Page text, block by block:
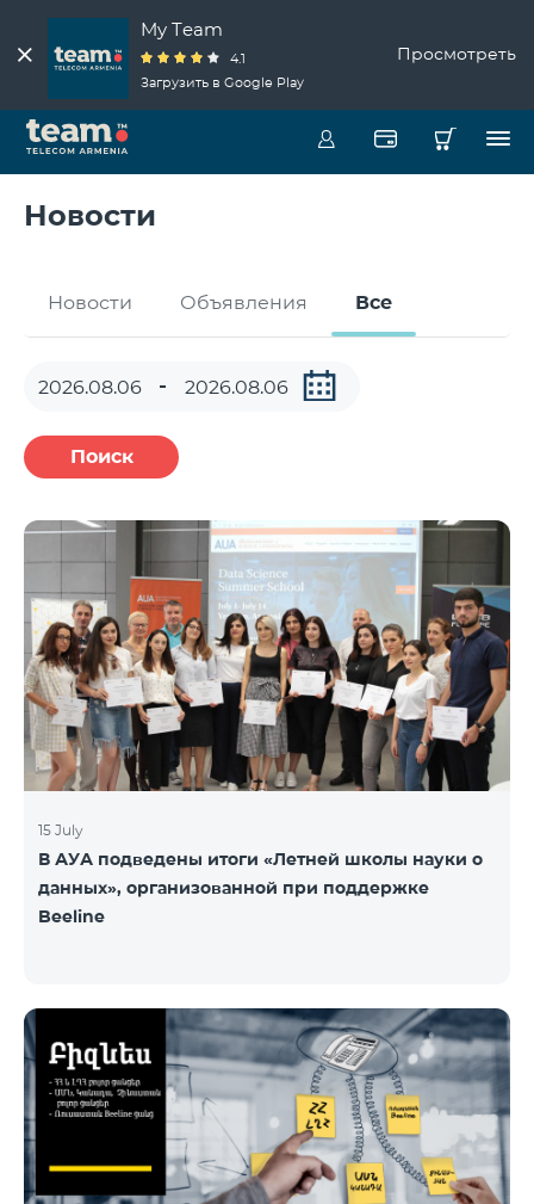
My Team
4.1
Загрузить в Google Play
Просмотреть
Новости
Новости Объявления Все
Поиск
15 July
В АУА подведены итоги «Летней школы науки о
данных», организованной при поддержке
Beeline